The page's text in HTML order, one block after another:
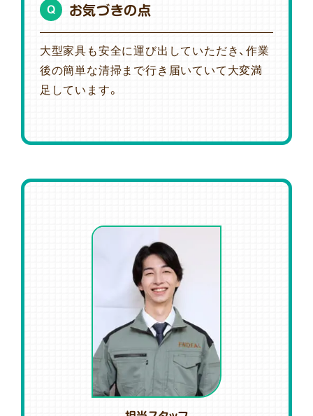
Q お気づきの点
大型家具も安全に運び出していただき、作業
後の簡単な清掃まで行き届いていて大変満
足しています。